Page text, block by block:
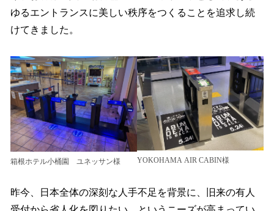
ゆるエントランスに美しい秩序をつくることを追求し続
けてきました。
箱根ホテル小桶園 ユネッサン様 YOKOHAMA AIR CABIN様
昨今、日本全体の深刻な人手不足を背景に、旧来の有人